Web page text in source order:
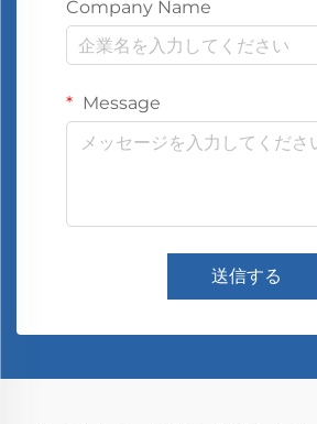
Company Name
Message
送信する